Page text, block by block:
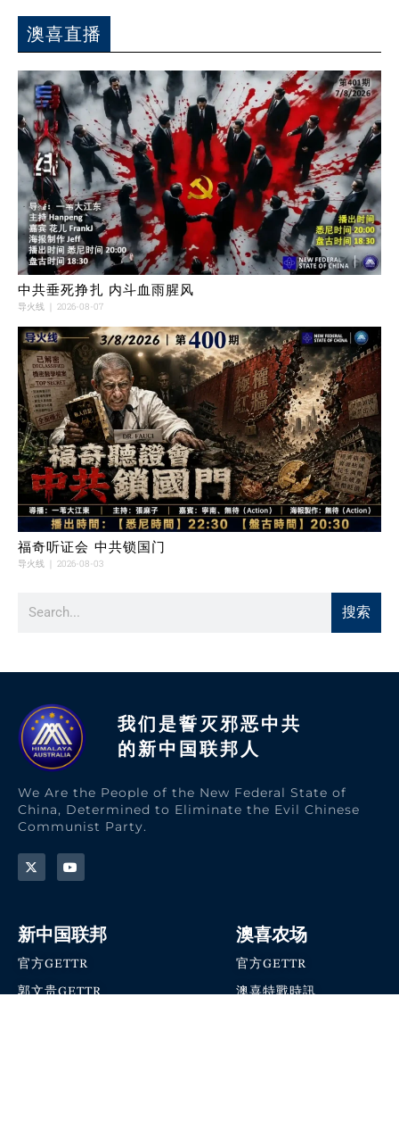
澳喜直播
中共垂死挣扎 内斗血雨腥风
导火线 2026-08-07
福奇听证会 中共锁国门
导火线 2026-08-03
搜索
我们是誓灭邪恶中共
的新中国联邦人​
We Are the People of the New Federal State of
China, Determined to Eliminate the Evil Chinese
Communist Party.
新中国联邦
官方GETTR
郭文贵GETTR
澳喜农场
官方GETTR
澳喜特戰時訊